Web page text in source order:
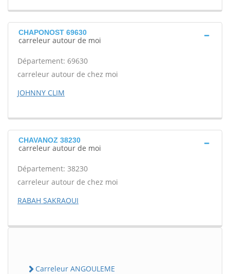
CHAPONOST 69630
carreleur autour de moi
Département: 69630
carreleur autour de chez moi
JOHNNY CLIM
CHAVANOZ 38230
carreleur autour de moi
Département: 38230
carreleur autour de chez moi
RABAH SAKRAOUI
Carreleur ANGOULEME